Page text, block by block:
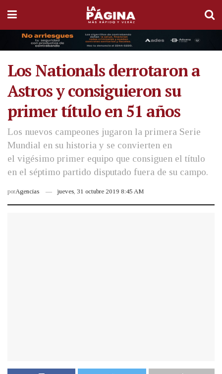
Los Nationals derrotaron a
Astros y consiguieron su
primer título en 51 años
Los nuevos campeones jugaron la primera Serie
Mundial en su historia y se convierten en
el vigésimo primer equipo que consiguen el título
en el séptimo partido disputado fuera de su campo.
porAgencias jueves, 31 octubre 2019 8:45 AM